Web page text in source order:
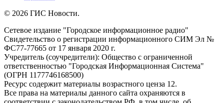
© 2026 ГИС Новости.
Сетевое издание "Городское информационное радио"
Свидетельство о регистрации информационного СИМ Эл №
ФС77-77665 от 17 января 2020 г.
Учредитель (соучредители): Общество с ограниченной
ответственностью "Городская Информационная Система"
(ОГРН 1177746168500)
Ресурс содержит материалы возрастного ценза 12.
Все права на материалы данного сайта охраняются в